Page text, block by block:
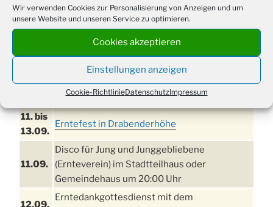
Wir verwenden Cookies zur Personalisierung von Anzeigen und um
unsere Website und unseren Service zu optimieren.
Cookies akzeptieren
Einstellungen anzeigen
Cookie-RichtlinieDatenschutzImpressum
21. bis
28.8.
Sommerfreizeit der Ev. Jugend in Berlin für
Kinder ab 13 Jahren
29.08.
Tennisplatz
Einschulungsgottesdienst in der Kirche um
09:00 Uhr
11. bis
13.09.
Erntefest in Drabenderhöhe
11.09.
Disco für Jung und Junggebliebene
(Ernteverein) im Stadtteilhaus oder
Gemeindehaus um 20:00 Uhr
Erntedankgottesdienst mit dem